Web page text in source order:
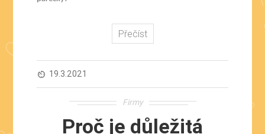
Přečíst
av_timer 19.3.2021
Firmy
Proč je důležitá